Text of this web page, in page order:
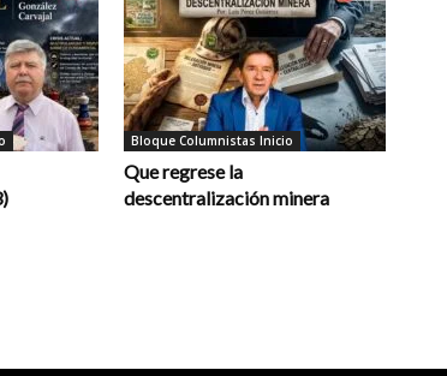
Bloque Columnistas Inicio
Que regrese la
descentralización minera